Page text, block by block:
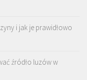
i jak je prawidłowo
źródło luzów w